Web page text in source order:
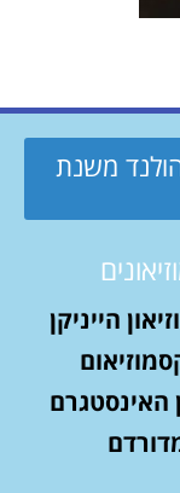
משנת
הייניקן
האינסטגרם